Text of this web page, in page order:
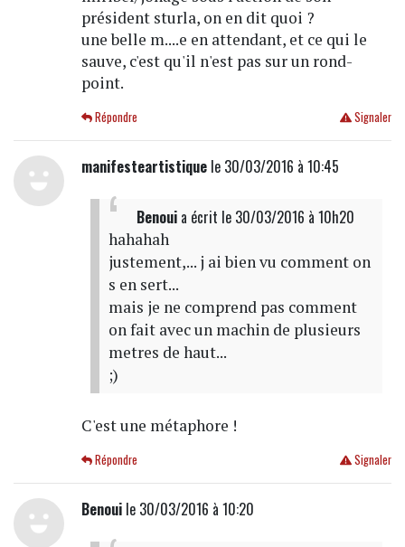
président sturla, on en dit quoi ?
une belle m....e en attendant, et ce qui le
sauve, c'est qu'il n'est pas sur un rond-
point.
Signaler
Répondre
manifesteartistiquele 30/03/2016 à 10:45
Benouia écrit le 30/03/2016 à 10h20
hahahah
justement,... j ai bien vu comment on
s en sert...
mais je ne comprend pas comment
on fait avec un machin de plusieurs
metres de haut...
;)
C'est une métaphore !
Signaler
Répondre
Benouile 30/03/2016 à 10:20